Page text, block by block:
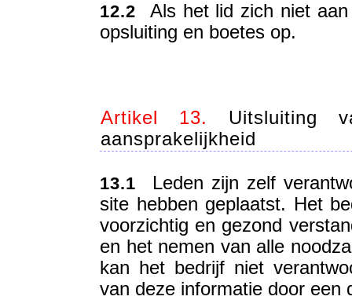
12.2 Als het lid zich niet
opsluiting en boetes op.
Artikel 13.
Uitsluiting
aansprakelijkheid
13.1 Leden zijn zelf
site hebben geplaatst. Het
voorzichtig en gezond
en het nemen van alle
kan het bedrijf niet
van deze informatie door een